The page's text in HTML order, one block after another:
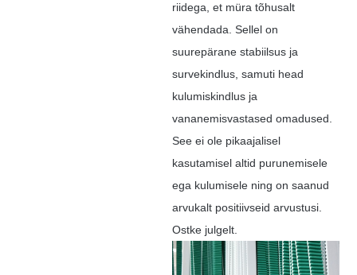
riidega, et müra tõhusalt
vähendada. Sellel on
suurepärane stabiilsus ja
survekindlus, samuti head
kulumiskindlus ja
vananemisvastased omadused.
See ei ole pikaajalisel
kasutamisel altid purunemisele
ega kulumisele ning on saanud
arvukalt positiivseid arvustusi.
Ostke julgelt.